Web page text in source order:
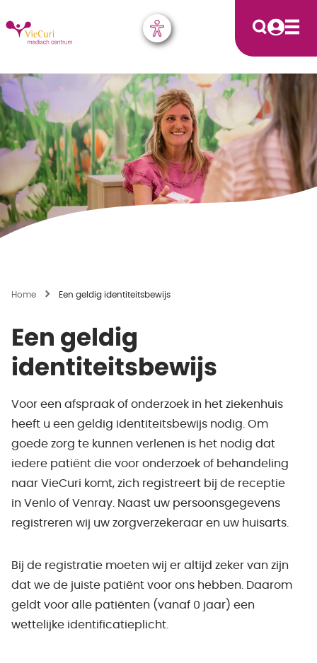
Home Een geldig identiteitsbewijs
Een geldig
identiteitsbewijs
Voor een afspraak of onderzoek in het ziekenhuis
heeft u een geldig identiteitsbewijs nodig. Om
goede zorg te kunnen verlenen is het nodig dat
iedere patiënt die voor onderzoek of behandeling
naar VieCuri komt, zich registreert bij de receptie
in Venlo of Venray. Naast uw persoonsgegevens
registreren wij uw zorgverzekeraar en uw huisarts.
Bij de registratie moeten wij er altijd zeker van zijn
dat we de juiste patiënt voor ons hebben. Daarom
geldt voor alle patiënten (vanaf 0 jaar) een
wettelijke identificatieplicht.